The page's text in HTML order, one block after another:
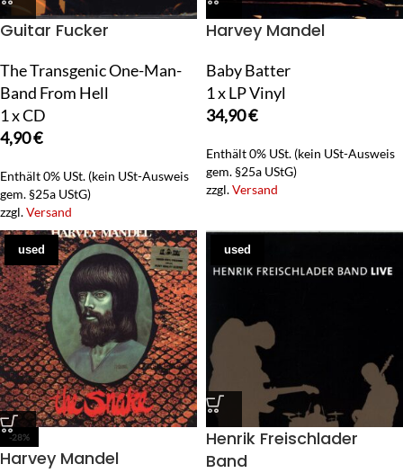
Guitar Fucker
The Transgenic One-Man-
Band From Hell
1 x CD
4,90€
Enthält 0% USt. (kein USt-Ausweis
gem. §25a UStG)
zzgl.Versand
Harvey Mandel
Baby Batter
1 x LP Vinyl
34,90€
Enthält 0% USt. (kein USt-Ausweis
gem. §25a UStG)
zzgl.Versand
used
-28%
Harvey Mandel
used
Henrik Freischlader
Band